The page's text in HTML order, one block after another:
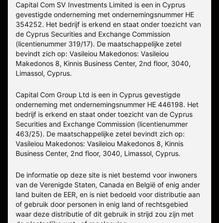
Capital Com SV Investments Limited is een in Cyprus
gevestigde onderneming met ondernemingsnummer HE
354252. Het bedrijf is erkend en staat onder toezicht van
de Cyprus Securities and Exchange Commission
(licentienummer 319/17). De maatschappelijke zetel
bevindt zich op: Vasileiou Makedonos: Vasileiou
Makedonos 8, Kinnis Business Center, 2nd floor, 3040,
Limassol, Cyprus.
Capital Com Group Ltd is een in Cyprus gevestigde
onderneming met ondernemingsnummer ΗΕ 446198. Het
bedrijf is erkend en staat onder toezicht van de Cyprus
Securities and Exchange Commission (licentienummer
463/25). De maatschappelijke zetel bevindt zich op:
Vasileiou Makedonos: Vasileiou Makedonos 8, Kinnis
Business Center, 2nd floor, 3040, Limassol, Cyprus.
De informatie op deze site is niet bestemd voor inwoners
van de Verenigde Staten, Canada en België of enig ander
land buiten de EER, en is niet bedoeld voor distributie aan
of gebruik door personen in enig land of rechtsgebied
waar deze distributie of dit gebruik in strijd zou zijn met